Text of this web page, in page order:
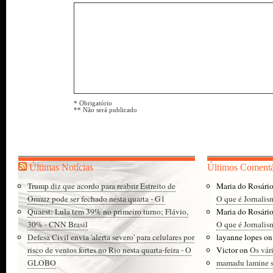
* Obrigatório
** Não será publicado
Últimas Notícias
Trump diz que acordo para reabrir Estreito de
Ormuz pode ser fechado nesta quarta - G1
Quaest: Lula tem 39% no primeiro turno; Flávio,
30% - CNN Brasil
Defesa Civil envia 'alerta severo' para celulares por
risco de ventos fortes no Rio nesta quarta-feira - O
GLOBO
Últimos
Maria do
O que é
Maria do
O que é
layanne lopes
VictoronOs
mamadu lamine